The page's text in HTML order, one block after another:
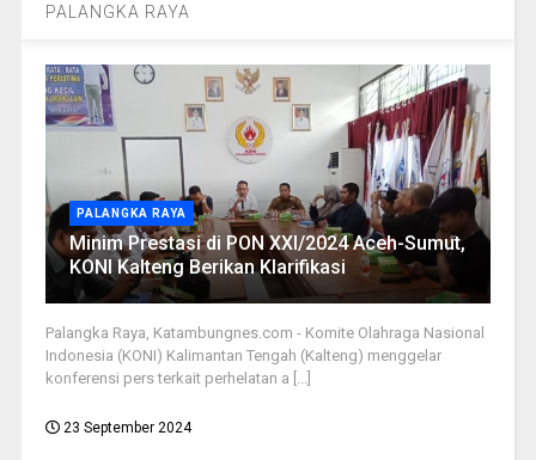
PALANGKA RAYA
PALANGKA RAYA
Minim Prestasi di PON XXI/2024 Aceh-Sumut,
KONI Kalteng Berikan Klarifikasi
Palangka Raya, Katambungnes.com - Komite Olahraga Nasional
Indonesia (KONI) Kalimantan Tengah (Kalteng) menggelar
konferensi pers terkait perhelatan a [...]
23 September 2024